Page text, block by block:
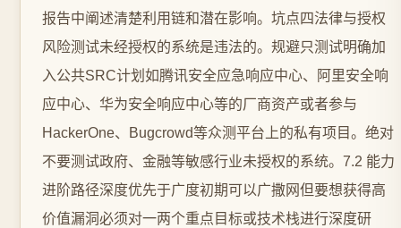
报告中阐述清楚利用链和潜在影响。坑点四法律与授权
风险测试未经授权的系统是违法的。规避只测试明确加
入公共SRC计划如腾讯安全应急响应中心、阿里安全响
应中心、华为安全响应中心等的厂商资产或者参与
HackerOne、Bugcrowd等众测平台上的私有项目。绝对
不要测试政府、金融等敏感行业未授权的系统。7.2 能力
进阶路径深度优先于广度初期可以广撒网但要想获得高
价值漏洞必须对一两个重点目标或技术栈进行深度研